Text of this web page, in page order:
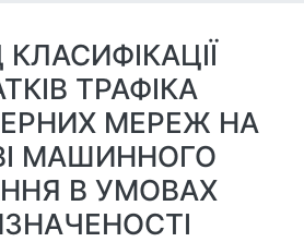
ТРАФІКА
МЕРЕЖ НА
МАШИННОГО
В УМОВАХ